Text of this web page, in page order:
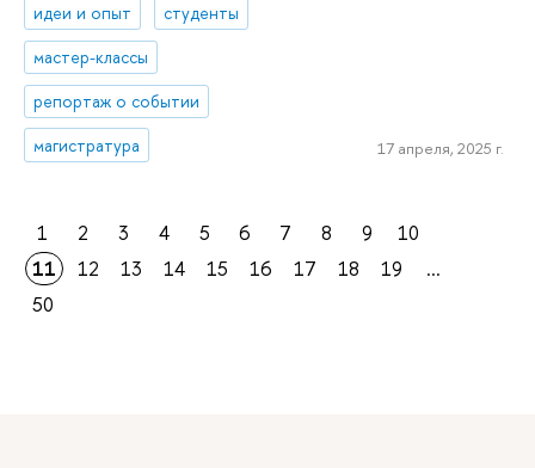
идеи и опыт
студенты
мастер-классы
репортаж о событии
магистратура
17 апреля, 2025 г.
1 2 3 4 5 6 7 8 9
10
11
12 13 14 15 16 17 18 19
...
50